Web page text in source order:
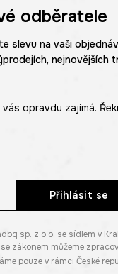
a sofistikovaný
a umělecký výraz.
odběratele
slevu na vaši
nejnovějších
opravdu zajímá.
Přihlásit se
sp. z o.o. se sídlem v
zákonem můžeme
pouze v rámci České